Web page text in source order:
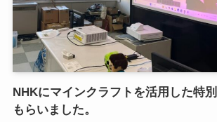
NHKにマインクラフトを活用した特
もらいました。